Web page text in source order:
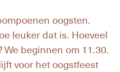
oogsten.
leuker dat is. Hoeveel
beginnen om 11.30.
voor het oogstfeest